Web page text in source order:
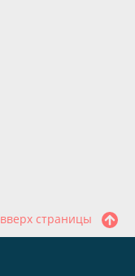
вверх страницы